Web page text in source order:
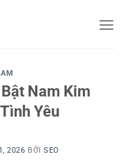
Nam Kim
Yêu
2026 BỞISEO